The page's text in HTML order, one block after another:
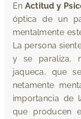
En Actitud y
óptica de un
mentalmente
La persona
y se paraliza,
jaqueca, que
netamente
importancia de
que producen